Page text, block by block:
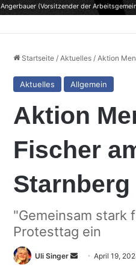
Angerbauer (Vorsitzender der
Startseite / Aktuelles / Aktion
Aktuelles Allgemein
Aktion
Fischer
Starnberg
"Gemeinsam stark
Protesttag ein
Uli Singer
SendeApril 19,